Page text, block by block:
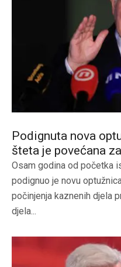
Podignuta nova
šteta je povećana
Osam godina od početka
podignuo je novu
počinjenja kaznenih djela
djela...